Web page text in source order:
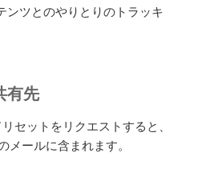
ンツとのやりとりのトラッキ
有先
セットをリクエストすると、
メールに含まれます。